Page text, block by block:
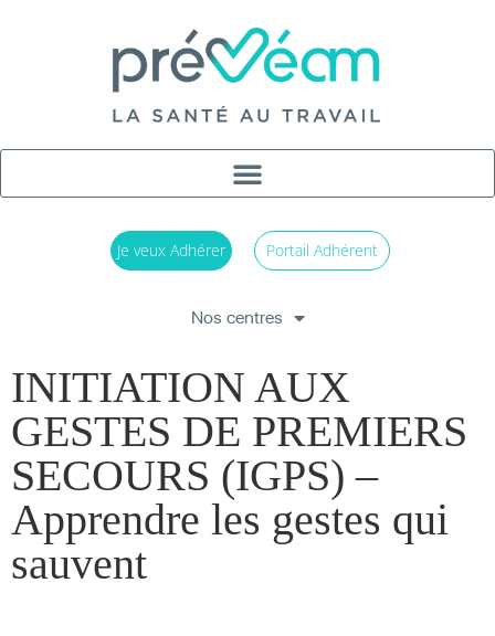
Je veux Adhérer Portail Adhérent
Nos centres
INITIATION AUX
GESTES DE PREMIERS
SECOURS (IGPS) –
Apprendre les gestes qui
sauvent